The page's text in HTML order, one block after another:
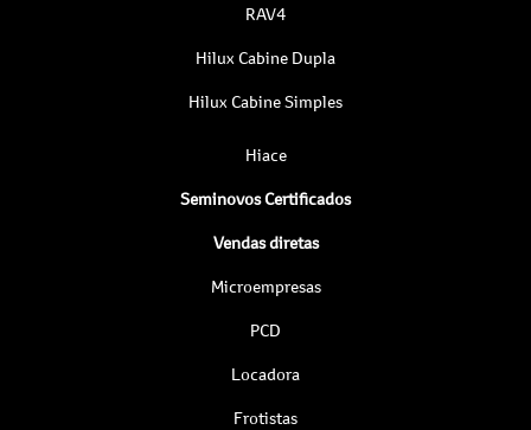
RAV4
Hilux Cabine Dupla
Hilux Cabine Simples
Hiace
Seminovos Certificados
Vendas diretas
Microempresas
PCD
Locadora
Frotistas